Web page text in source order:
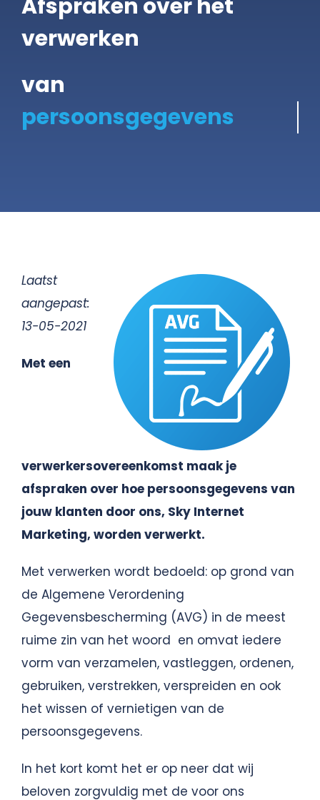
Gratis Scan
Afspraken over het
verwerken
van
Laatst
aangepast:
13-05-2021
Met een
verwerkersovereenkomst maak je
afspraken over hoe persoonsgegevens van
jouw klanten door ons, Sky Internet
Marketing, worden verwerkt.
Met verwerken wordt bedoeld: op grond van
de Algemene Verordening
Gegevensbescherming (AVG) in de meest
ruime zin van het woord en omvat iedere
vorm van verzamelen, vastleggen, ordenen,
gebruiken, verstrekken, verspreiden en ook
het wissen of vernietigen van de
persoonsgegevens.
In het kort komt het er op neer dat wij
beloven zorgvuldig met de voor ons